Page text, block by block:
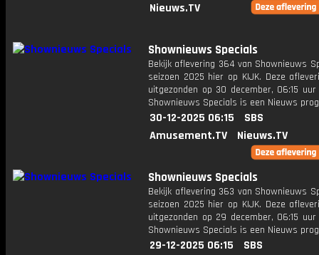
Nieuws.TV
Shownieuws Specials
Bekijk aflevering 364 van Shownieuws
seizoen 2025 hier op KIJK. Deze
uitgezonden op 30 december, 06:15
Shownieuws Specials is een Nieuws
30-12-2025 06:15
SBS
Amusement.TV
Nieuws.TV
Shownieuws Specials
Bekijk aflevering 363 van Shownieuws
seizoen 2025 hier op KIJK. Deze
uitgezonden op 29 december, 06:15
Shownieuws Specials is een Nieuws
29-12-2025 06:15
SBS